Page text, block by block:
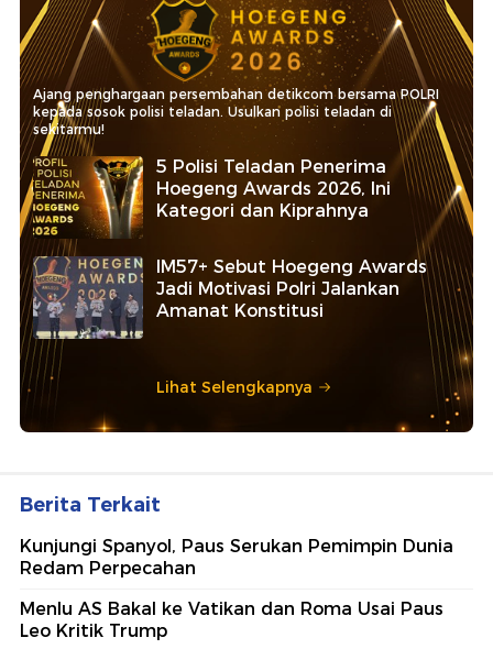
Ajang penghargaan persembahan detikcom bersama POLRI
kepada sosok polisi teladan. Usulkan polisi teladan di
sekitarmu!
5 Polisi Teladan Penerima
Hoegeng Awards 2026, Ini
Kategori dan Kiprahnya
IM57+ Sebut Hoegeng Awards
Jadi Motivasi Polri Jalankan
Amanat Konstitusi
Lihat Selengkapnya
Berita Terkait
Kunjungi Spanyol, Paus Serukan Pemimpin Dunia
Redam Perpecahan
Menlu AS Bakal ke Vatikan dan Roma Usai Paus
Leo Kritik Trump